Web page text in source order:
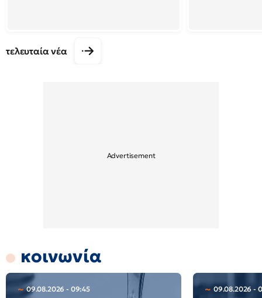
τελευταία νέα
κοινωνία
09.08.2026 - 09:45 09.08.2026 -